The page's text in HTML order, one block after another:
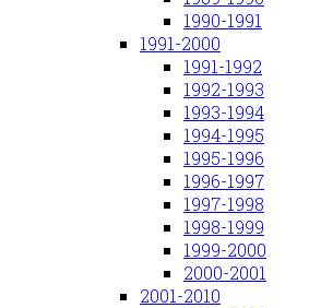
1990-1991
1991-2000
1991-1992
1992-1993
1993-1994
1994-1995
1995-1996
1996-1997
1997-1998
1998-1999
1999-2000
2000-2001
2001-2010